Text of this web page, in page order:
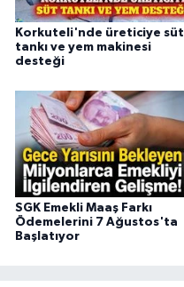
Korkuteli'nde üreticiye süt
tankı ve yem makinesi
desteği
SGK Emekli Maaş Farkı
Ödemelerini 7 Ağustos'ta
Başlatıyor